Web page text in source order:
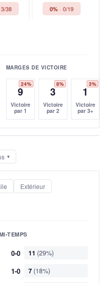
3/38 0% 0/19
MARGES DE VICTOIRE
24%
9
Victoire
par 1
8%
3
Victoire
par 2
3%
1
Victoire
par 3+
Extérieur
TEMPS
0-0 11 (29%)
1-0 7 (18%)